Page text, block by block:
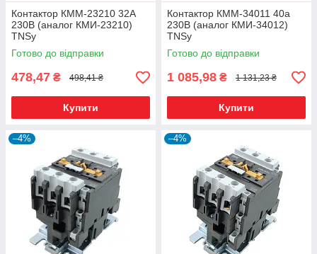
Контактор КММ-23210 32А
230В (аналог КМИ-23210)
TNSy
Готово до відправки
478,47 ₴ 498,41 ₴
Купити
Контактор КММ-34011 40а
230В (аналог КМИ-34012)
TNSy
Готово до відправки
1 085,98 ₴ 1 131,23 ₴
Купити
–4% –4%